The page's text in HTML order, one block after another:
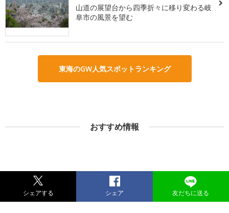
山道の展望台から四季折々に移り変わる岐
阜市の風景を望む
東海のGW人気スポットランキング
おすすめ情報
シェアする シェア 友だちに送る